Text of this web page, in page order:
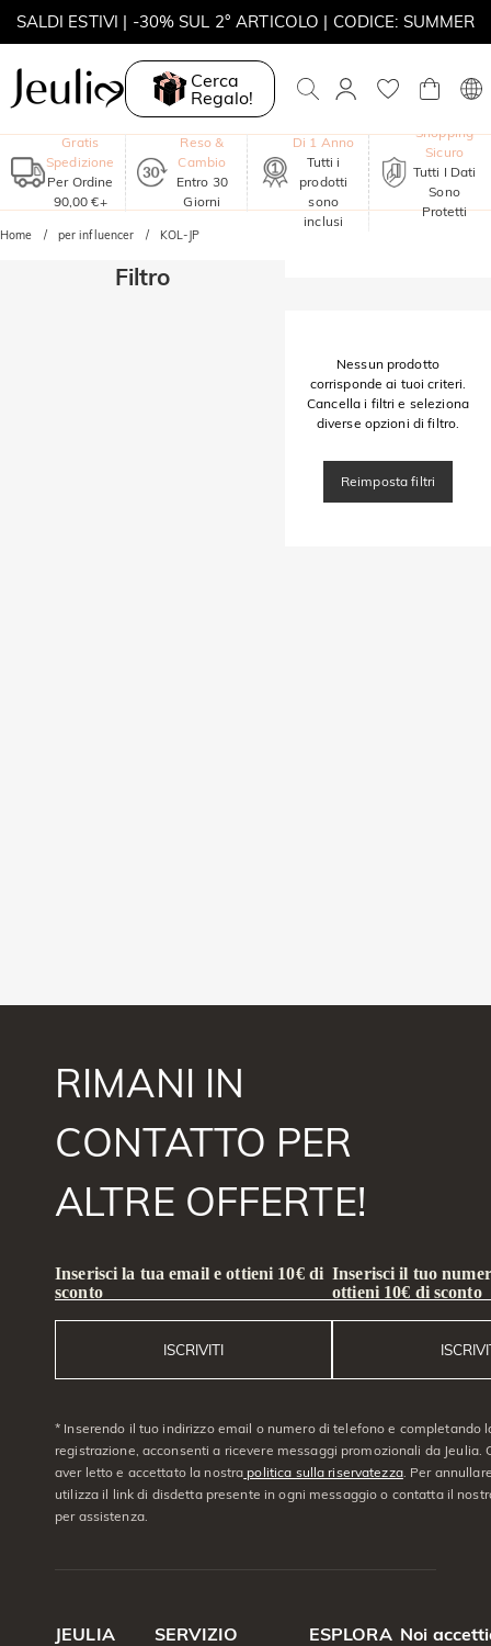
SALDI ESTIVI | -30% SUL 2° ARTICOLO | CODICE: SUMMER
MOVE MY WAY | ACQUISTA 3, COLLANA IN REGALO
Cerca
Regalo!
Gratis
Spedizione
Per Ordine
90,00 €+
Reso &
Cambio
Entro 30
Giorni
Di 1 Anno
Tutti i
prodotti
sono
inclusi
Shopping
Sicuro
Tutti I Dati
Sono
Protetti
Home per influencer KOL-JP
Filtro
Nessun prodotto
corrisponde ai tuoi criteri.
Cancella i filtri e seleziona
diverse opzioni di filtro.
Reimposta filtri
RIMANI IN
CONTATTO PER
ALTRE OFFERTE!
Inserisci la tua email e ottieni 10€ di
sconto
ISCRIVITI
Inserisci il tuo
ottieni 10€ di sconto
* Inserendo il tuo indirizzo email o numero di telefono e completando
registrazione, acconsenti a ricevere messaggi promozionali da Jeulia.
aver letto e accettato la nostra politica sulla riservatezza. Per
utilizza il link di disdetta presente in ogni messaggio o contatta il
per assistenza.
JEULIA
SERVIZIO
ESPLORA Noi